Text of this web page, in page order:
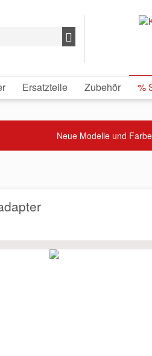
Ersatzteile Zubehör %
Neue Modelle und